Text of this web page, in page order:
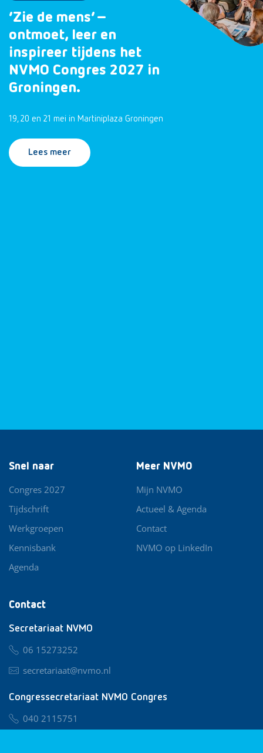
‘Zie de mens’ –
ontmoet, leer en
inspireer tijdens het
NVMO Congres 2027 in
Groningen.
19, 20 en 21 mei in Martiniplaza Groningen
Lees meer
Contact
Secretariaat NVMO
06 15273252
secretariaat@nvmo.nl
Congressecretariaat NVMO Congres
040 2115751
Snel naar
Congres 2027
Tijdschrift
Werkgroepen
Kennisbank
Agenda
Meer NVMO
Mijn NVMO
Actueel & Agenda
Contact
NVMO op LinkedIn